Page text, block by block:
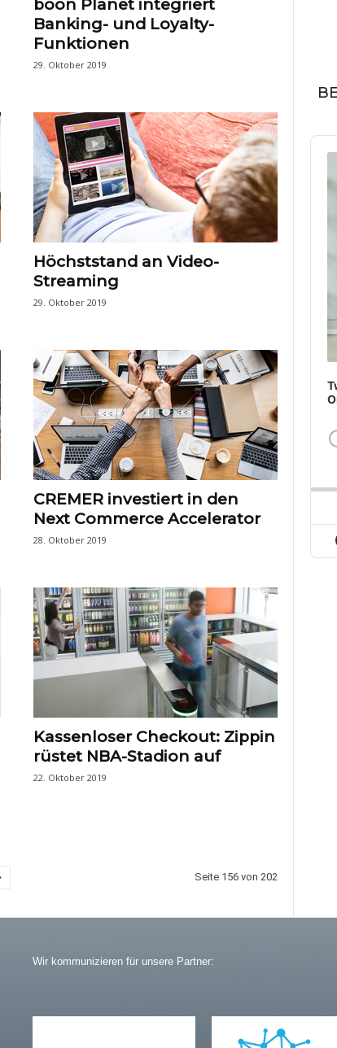
boon Planet integriert
Banking- und Loyalty-
Funktionen
29. Oktober 2019
Höchststand an Video-
Streaming
29. Oktober 2019
CREMER investiert in den
Next Commerce Accelerator
28. Oktober 2019
Kassenloser Checkout: Zippin
rüstet NBA-Stadion auf
22. Oktober 2019
Seite 156 von 202
Audio
Wir kommunizieren für unsere Partner: